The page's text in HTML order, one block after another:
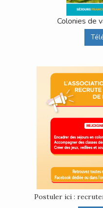
Colonies de
Postuler ici :